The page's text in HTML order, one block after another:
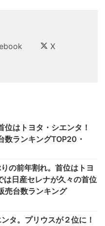
X
はトヨタ・シエンタ！
数ランキングTOP20・
の前年割れ。首位はトヨ
は日産セレナが久々の首位
売台数ランキング
タ。プリウスが２位に！